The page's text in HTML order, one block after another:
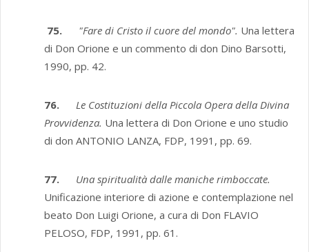
75. "Fare di Cristo il cuore del mondo". Una lettera
di Don Orione e un commento di don Dino Barsotti,
1990, pp. 42.
76. Le Costituzioni della Piccola Opera della Divina
Provvidenza. Una lettera di Don Orione e uno studio
di don ANTONIO LANZA, FDP, 1991, pp. 69.
77. Una spiritualità dalle maniche rimboccate.
Unificazione interiore di azione e contemplazione nel
beato Don Luigi Orione, a cura di Don FLAVIO
PELOSO, FDP, 1991, pp. 61.